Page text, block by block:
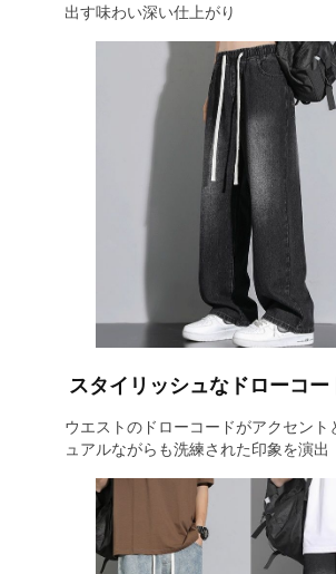
出す味わい深い仕上がり
スタイリッシュなドローコー
ウエストのドローコードがアクセント
ュアルながらも洗練された印象を演出